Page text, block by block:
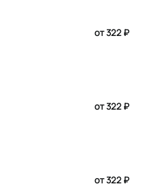
от 322 ₽
от 322 ₽
от 322 ₽